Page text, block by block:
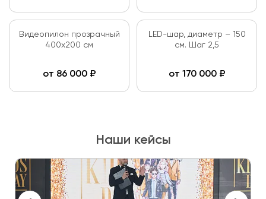
Видеопилон прозрачный
400х200 см
от 86 000₽
LED-шар, диаметр – 150
см. Шаг 2,5
от 170 000₽
Наши кейсы